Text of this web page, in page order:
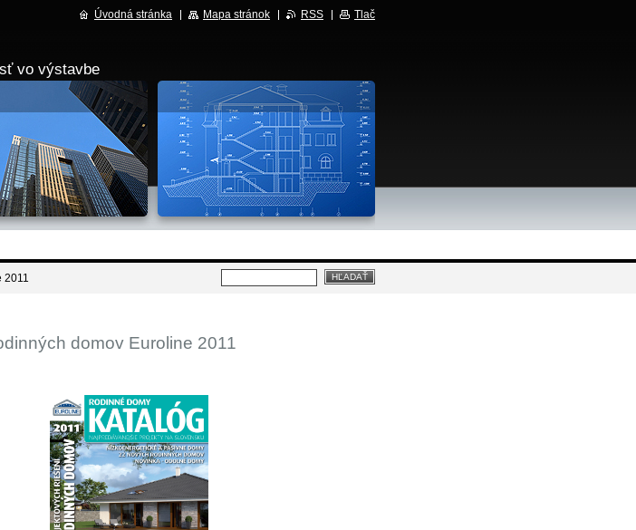
vo výstavbe
2011
domov Euroline 2011
Úvodná stránka Mapa stránok RSS Tlač